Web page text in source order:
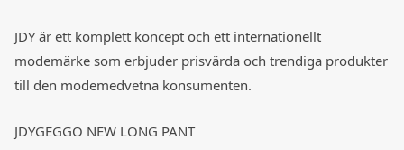
JDY är ett komplett koncept och ett internationellt
modemärke som erbjuder prisvärda och trendiga produkter
till den modemedvetna konsumenten.
JDYGEGGO NEW LONG PANT